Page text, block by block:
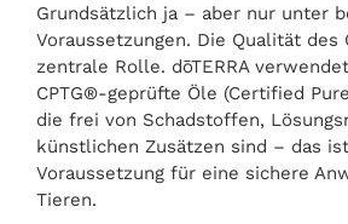
Grundsätzlich ja – aber nur unter
Voraussetzungen. Die Qualität
zentrale Rolle. dōTERRA
CPTG®-geprüfte Öle (Certified
die frei von Schadstoffen,
künstlichen Zusätzen sind – das
Voraussetzung für eine sichere
Tieren.